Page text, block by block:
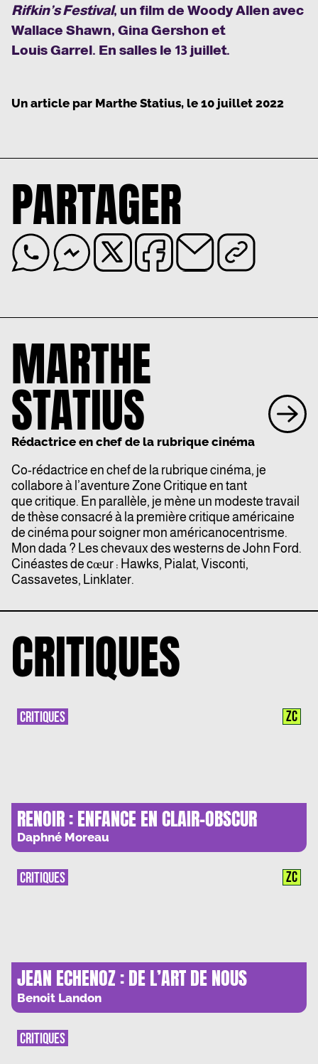
Rifkin’s Festival, un film de Woody Allen avec
Wallace Shawn, Gina Gershon et
Louis Garrel. En salles le 13 juillet.
Un article par Marthe Statius, le 10 juillet 2022
PARTAGER
MARTHE
STATIUS
Rédactrice en chef de la rubrique cinéma
Co-rédactrice en chef de la rubrique cinéma, je
collabore à l’aventure Zone Critique en tant
que critique. En parallèle, je mène un modeste travail
de thèse consacré à la première critique américaine
de cinéma pour soigner mon américanocentrisme.
Mon dada ? Les chevaux des westerns de John Ford.
Cinéastes de cœur : Hawks, Pialat, Visconti,
Cassavetes, Linklater.
CRITIQUES
RENOIR : ENFANCE EN CLAIR-OBSCUR
Daphné Moreau
CRITIQUES ZC
JEAN ECHENOZ : DE L’ART DE NOUS
BALADER
Benoit Landon
CRITIQUES ZC
CRITIQUES